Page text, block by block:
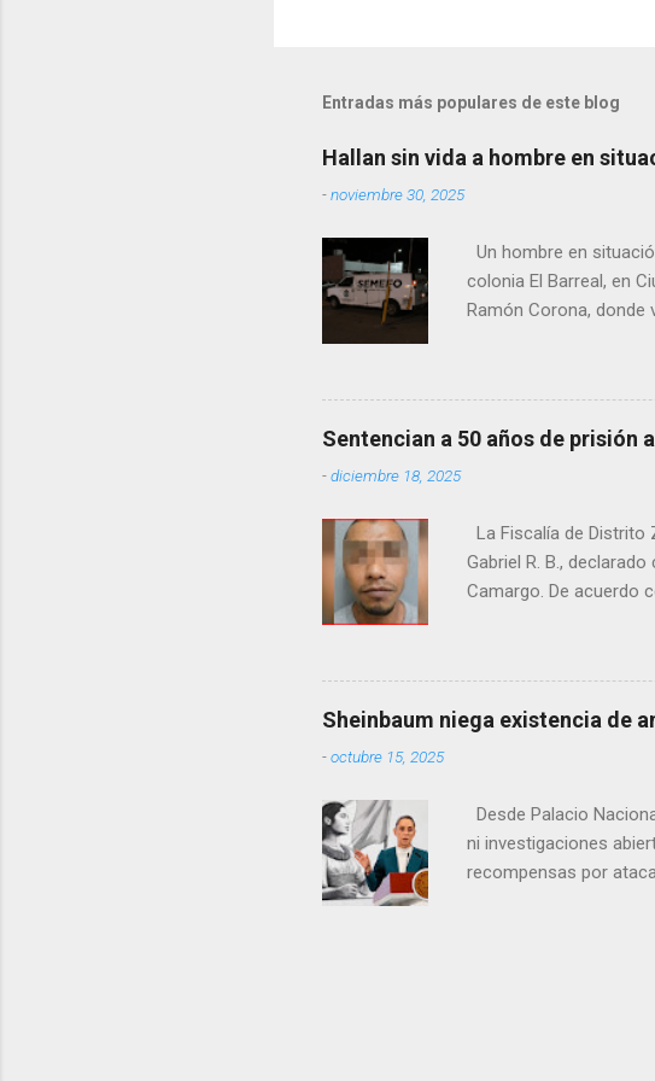
Entradas más populares de este blog
Hallan sin vida a hombre en
-noviembre 30, 2025
Un hombre en
colonia El Barreal, en
Ramón Corona, donde
Sentencian a 50 años de prisión
-diciembre 18, 2025
La Fiscalía de Distrito
Gabriel R. B.,
Camargo. De acuerdo
cumpla en el Centro
pago de 708 mil 500
junio de este año,
Sheinbaum niega existencia de
-octubre 15, 2025
Desde Palacio
ni investigaciones
recompensas por
Aseguró que México